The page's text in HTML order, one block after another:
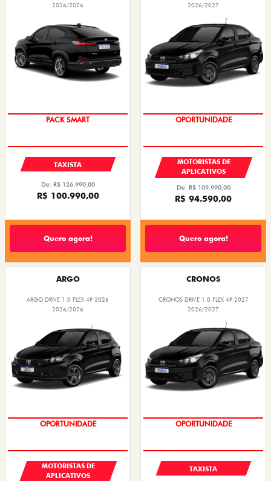
2026/2026
PACK SMART
TAXISTA
De: R$ 126.990,00
R$ 100.990,00
Quero agora!
2026/2027
OPORTUNIDADE
MOTORISTAS DE
APLICATIVOS
De: R$ 109.990,00
R$ 94.590,00
Quero agora!
ARGO
ARGO DRIVE 1.0 FLEX 4P 2026
2026/2026
OPORTUNIDADE
MOTORISTAS DE
APLICATIVOS
CRONOS
CRONOS DRIVE 1.0 FLEX 4P 2027
2026/2027
OPORTUNIDADE
TAXISTA